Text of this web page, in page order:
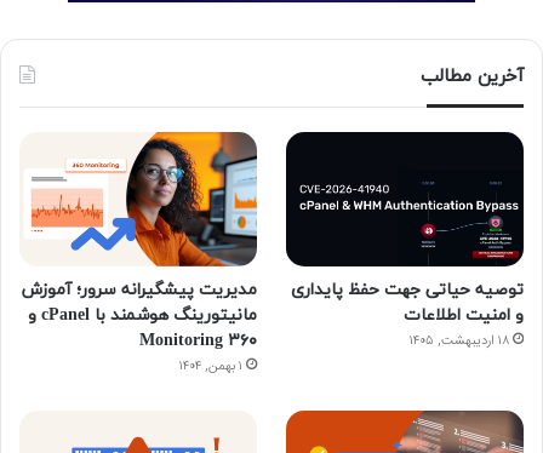
آخرین مطالب
توصیه حیاتی جهت حفظ پایداری
و امنیت اطلاعات
۱۸ اردیبهشت, ۱۴۰۵
مدیریت پیشگیرانه سرور؛ آموزش
مانیتورینگ هوشمند با cPanel و
۳۶۰ Monitoring
۱ بهمن, ۱۴۰۴